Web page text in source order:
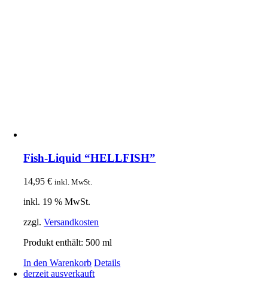
Fish-Liquid “HELLFISH”
14,95€ inkl. MwSt.
inkl. 19 % MwSt.
zzgl.Versandkosten
Produkt enthält: 500ml
In den Warenkorb Details
derzeit ausverkauft